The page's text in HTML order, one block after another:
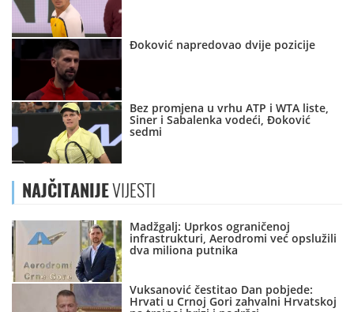
Đoković napredovao dvije pozicije
Bez promjena u vrhu ATP i WTA liste,
Siner i Sabalenka vodeći, Đoković
sedmi
NAJČITANIJEVIJESTI
Madžgalj: Uprkos ograničenoj
infrastrukturi, Aerodromi već opslužili
dva miliona putnika
Vuksanović čestitao Dan pobjede:
Hrvati u Crnoj Gori zahvalni Hrvatskoj